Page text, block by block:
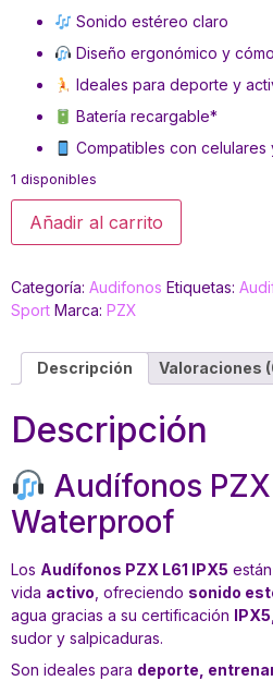
Sonido estéreo claro
Diseño ergonómico y
Ideales para deporte y
Batería recargable*
Compatibles con
1 disponibles
Añadir al carrito
Categoría: Audifonos Etiquetas:
Sport Marca: PZX
Descripción Valoraciones
Descripción
Audífonos PZX
Waterproof
Los Audífonos PZX L61 IPX5
vida activo , ofreciendo sonido
agua gracias a su certificación IPX5
sudor y salpicaduras.
Son ideales para deporte,